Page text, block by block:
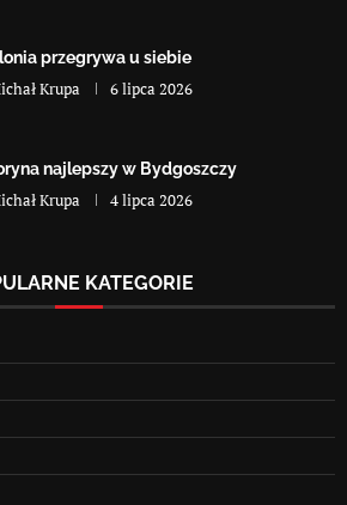
przegrywa u siebie
Krupa 6 lipca 2026
najlepszy w Bydgoszczy
Krupa 4 lipca 2026
KATEGORIE